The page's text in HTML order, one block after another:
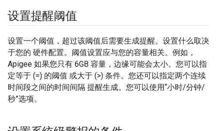
设置提醒阈值
设置一个阈值，超过该阈值后需要生成提醒。设置什么取决
于您的 硬件配置。阈值设置应与您的容量相关。例如，
Apigee 如果您只有 6GB 容量，边缘可能会太小。您可以指
定等于 (=) 的阈值 或大于 (>) 条件。您还可以指定两个连续
时间段之间的时间间隔 提醒生成。您可以使用“小时/分钟/
秒”选项。